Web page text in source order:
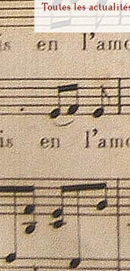
Toutes les